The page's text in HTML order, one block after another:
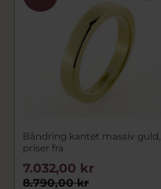
Båndring kantet massiv guld,
priser fra
8.790,00 kr
7.032,00 kr